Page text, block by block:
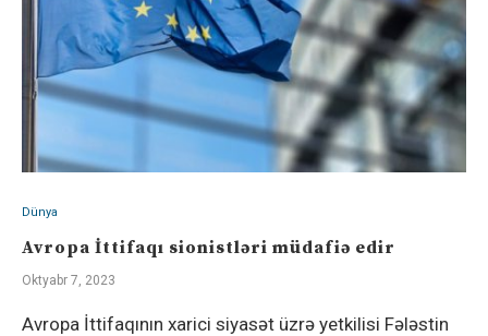
Dünya
Avropa İttifaqı sionistləri müdafiə edir
Oktyabr 7, 2023
Avropa İttifaqının xarici siyasət üzrə yetkilisi Fələstin